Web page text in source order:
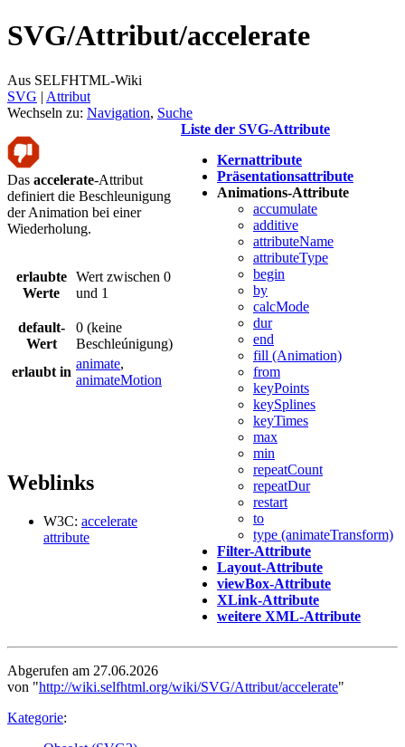
SVG/Attribut/accelerate
Aus SELFHTML-Wiki
SVG ‎ | Attribut
Wechseln zu: Navigation, Suche
Das accelerate-Attribut
definiert die Beschleunigung
der Animation bei einer
Wiederholung.
erlaubte
Werte
Wert zwischen 0
und 1
default-
Wert
0 (keine
Beschleúnigung)
erlaubt in
animate,
animateMotion
Weblinks
W3C: accelerate
attribute
Liste der SVG-Attribute
Kernattribute
Präsentationsattribute
Animations-Attribute
accumulate
additive
attributeName
attributeType
begin
by
calcMode
dur
end
fill (Animation)
from
keyPoints
keySplines
keyTimes
max
min
repeatCount
repeatDur
restart
to
type (animateTransform)
Filter-Attribute
Layout-Attribute
viewBox-Attribute
XLink-Attribute
weitere XML-Attribute
Abgerufen am 27.06.2026
von "http://wiki.selfhtml.org/wiki/SVG/Attribut/accelerate"
Kategorie: